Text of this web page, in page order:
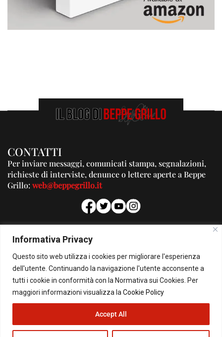
Informativa Privacy
Questo sito web utilizza i cookies per migliorare l'esperienza
dell'utente. Continuando la navigazione l'utente acconsente a
tutti i cookie in conformità con la Normativa sui Cookies. Per
maggiori informazioni visualizza la Cookie Policy
Accept All
CONTATTI
Per inviare messaggi, comunicati stampa, segnalazioni,
richieste di interviste, denunce o lettere aperte a Beppe
Grillo:web@beppegrillo.it
PUBBLICITA'
Per la tua pubblicità su questo Blog:
pubblicita@beppegrillo.it
© Copyright 2026 - Il Blog di Beppe Grillo. All Rights Reserved - Powered by
happygrafic.com